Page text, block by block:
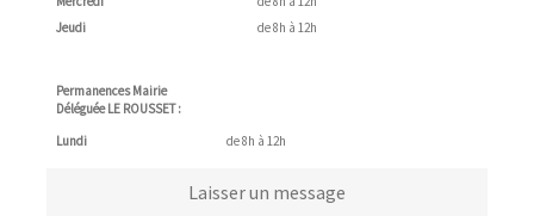
Jeudi
de 8h à 12h
Permanences Mairie
Déléguée LE ROUSSET :
Lundi
de 8h à 12h
Laisser un message